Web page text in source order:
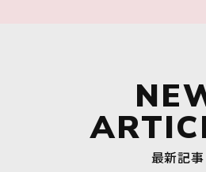
最新記事